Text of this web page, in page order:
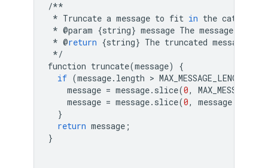
/**
* Truncate a message to fit in the cat
* @param {string} message The message
* @return {string} The truncated message
*/
function truncate(message)
{
if (message. length > MAX_MESSAGE_LENGTH
message = message. slice(0,
message = message. slice(0, message
}
return message ;
}